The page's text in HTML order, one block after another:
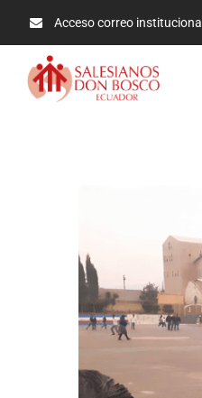
Acceso correo institucional